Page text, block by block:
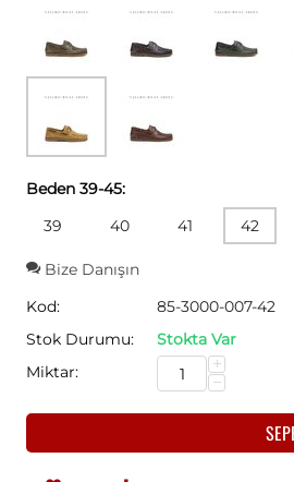
Beden 39-45:
39
40 41 42
Bize Danışın
Kod:
85-3000-007-42
Stok Durumu:
Stokta Var
Miktar:
+
−